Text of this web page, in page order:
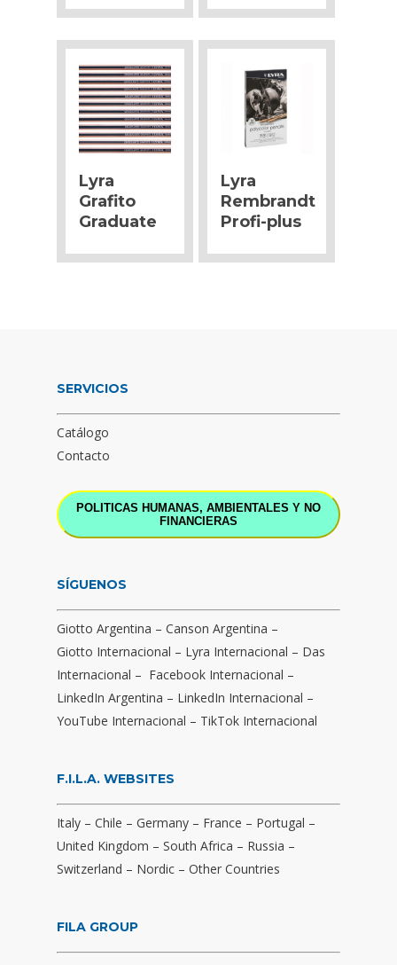
Lyra
Grafito
Graduate
Lyra
Rembrandt
Profi-plus
SERVICIOS
Catálogo
Contacto
POLITICAS HUMANAS, AMBIENTALES Y NO
FINANCIERAS
SÍGUENOS
Giotto Argentina – Canson Argentina –
Giotto Internacional – Lyra Internacional – Das
Internacional – Facebook Internacional –
LinkedIn Argentina – LinkedIn Internacional –
YouTube Internacional – TikTok Internacional
F.I.L.A. WEBSITES
Italy – Chile – Germany – France – Portugal –
United Kingdom – South Africa – Russia –
Switzerland – Nordic – Other Countries
FILA GROUP